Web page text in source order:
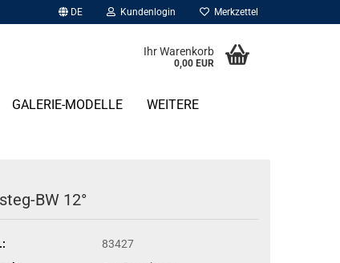
DE Kundenlogin Merkzettel
Ihr Warenkorb
0,00 EUR
GALERIE-MODELLE WEITERE
BW 12°
83427